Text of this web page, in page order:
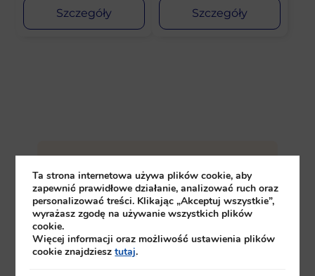
Szczegóły Szczegóły
Bezpieczna płatność
Kupuj złoto za polskie złote lub inną
Ta strona internetowa używa plików cookie, aby
zapewnić prawidłowe działanie, analizować ruch oraz
personalizować treści. Klikając „Akceptuj wszystkie”,
wyrażasz zgodę na używanie wszystkich plików
cookie.
Więcej informacji oraz możliwość ustawienia plików
cookie znajdziesztutaj.